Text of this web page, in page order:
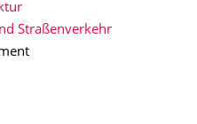
Straßenverkehr